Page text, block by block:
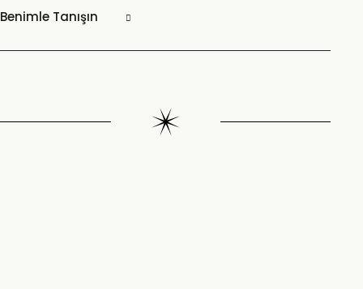
Benimle Tanışın